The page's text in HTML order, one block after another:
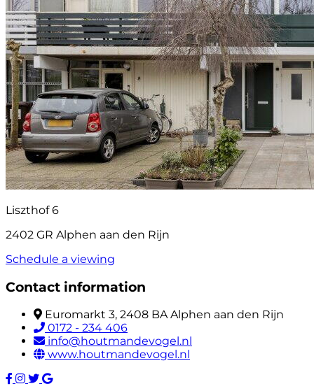
Liszthof 6
2402 GR Alphen aan den Rijn
Schedule a viewing
Contact information
Euromarkt 3, 2408 BA Alphen aan den Rijn
0172 - 234 406
info@houtmandevogel.nl
www.houtmandevogel.nl